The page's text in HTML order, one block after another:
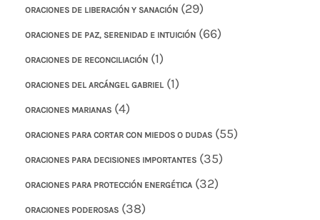
ORACIONES DE LIBERACIÓN Y SANACIÓN (29)
ORACIONES DE PAZ, SERENIDAD E INTUICIÓN (66)
ORACIONES DE RECONCILIACIÓN (1)
ORACIONES DEL ARCÁNGEL GABRIEL (1)
ORACIONES MARIANAS (4)
ORACIONES PARA CORTAR CON MIEDOS O DUDAS (55)
ORACIONES PARA DECISIONES IMPORTANTES (35)
ORACIONES PARA PROTECCIÓN ENERGÉTICA (32)
ORACIONES PODEROSAS (38)